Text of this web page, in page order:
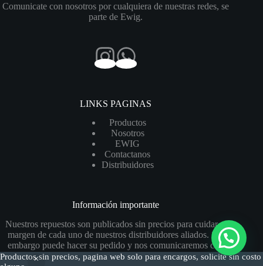
Productos sin precios, pagina web solo para encargos, solicite sin costo
Comunicate con nosotros por cualquiera de nuestras redes, se
parte de Ewig.
LINKS PAGINAS
Productos
Nosotros
EWIG
Contactanos
Distribuidores
Información importante
Nuestros repuestos son publicados sin precios para cuidar el
margen de cada uno de nuestros distribuidores aliados. Sin
embargo puede hacer su pedido y nos comunicaremos con
usted para el presupuesto y confirmación del pedido.